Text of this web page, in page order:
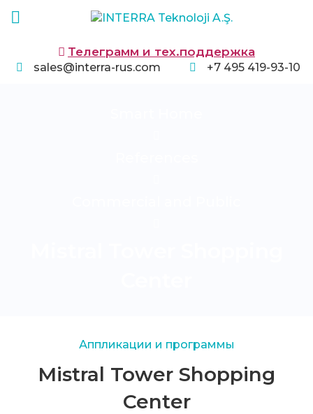
Телеграмм и тех.поддержка
sales@interra-rus.com +7 495 419-93-10
Аппликации и программы
Mistral Tower Shopping
Center